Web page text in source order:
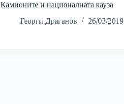
Камионите и националната кауза
Георги Драганов
26/03/2019